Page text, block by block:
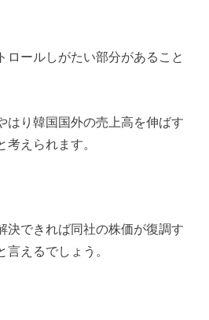
ロールしがたい部分があること
はり韓国国外の売上高を伸ばす
考えられます。
決できれば同社の株価が復調す
言えるでしょう。